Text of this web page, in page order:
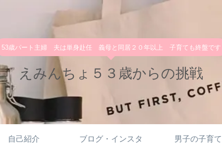
53歳パート主婦 夫は単身赴任 義母と同居２０年以上 子育ても終盤です
えみんちょ５３歳からの挑戦
自己紹介 ブログ・インスタ 男子の子育て